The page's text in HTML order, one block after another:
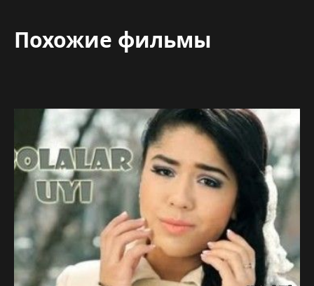
Похожие фильмы